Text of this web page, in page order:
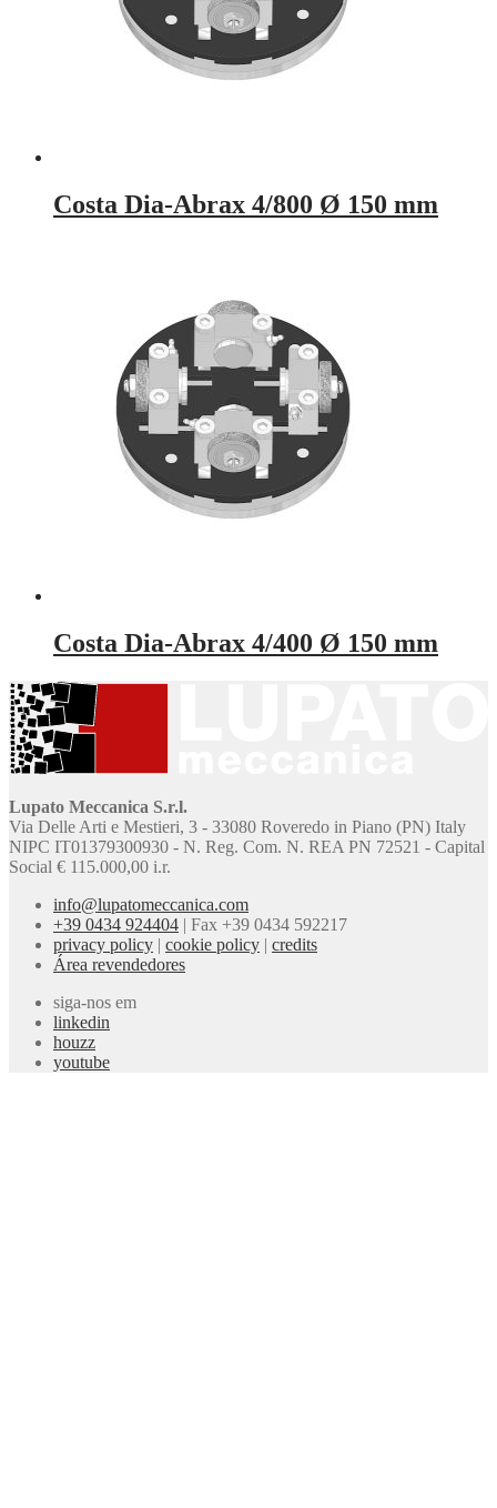
Costa Dia-Abrax 4/800 Ø 150 mm
Costa Dia-Abrax 4/400 Ø 150 mm
Lupato Meccanica S.r.l.
Via Delle Arti e Mestieri, 3 - 33080 Roveredo in Piano (PN) Italy
NIPC IT01379300930 - N. Reg. Com. N. REA PN 72521 - Capital
Social € 115.000,00 i.r.
info@lupatomeccanica.com
+39 0434 924404 | Fax +39 0434 592217
privacy policy | cookie policy | credits
Área revendedores
siga-nos em
linkedin
houzz
youtube